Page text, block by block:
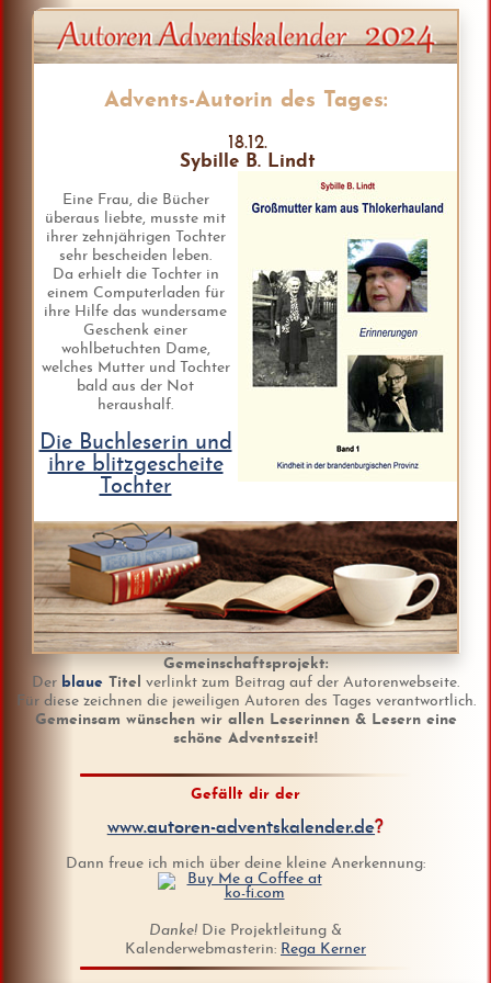
Advents-Autorin des Tages:
18.12.
Sybille B. Lindt
Eine Frau, die Bücher
überaus liebte, musste mit
ihrer zehnjährigen Tochter
sehr bescheiden leben.
Da erhielt die Tochter in
einem Computerladen für
ihre Hilfe das wundersame
Geschenk einer
wohlbetuchten Dame,
welches Mutter und Tochter
bald aus der Not
heraushalf.
Die Buchleserin und
ihre blitzgescheite
Tochter
Gemeinschaftsprojekt:
Der blaue Titel
verlinkt zum Beitrag auf der Autorenwebseite.
Für diese zeichnen die jeweiligen Autoren des Tages verantwortlich.
Gemeinsam wünschen wir allen Leserinnen & Lesern eine
schöne Adventszeit!
Gefällt dir der
www.autoren-adventskalender.de?
Dann freue ich mich über deine kleine Anerkennung:
Danke! Die Projektleitung &
Kalenderwebmasterin: Rega Kerner